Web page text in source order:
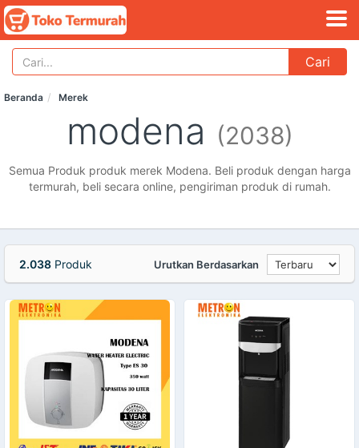
Cari
Beranda Merek
modena (2038)
Semua Produk produk merek Modena. Beli produk dengan harga
termurah, beli secara online, pengiriman produk di rumah.
2.038 Produk Urutkan Berdasarkan